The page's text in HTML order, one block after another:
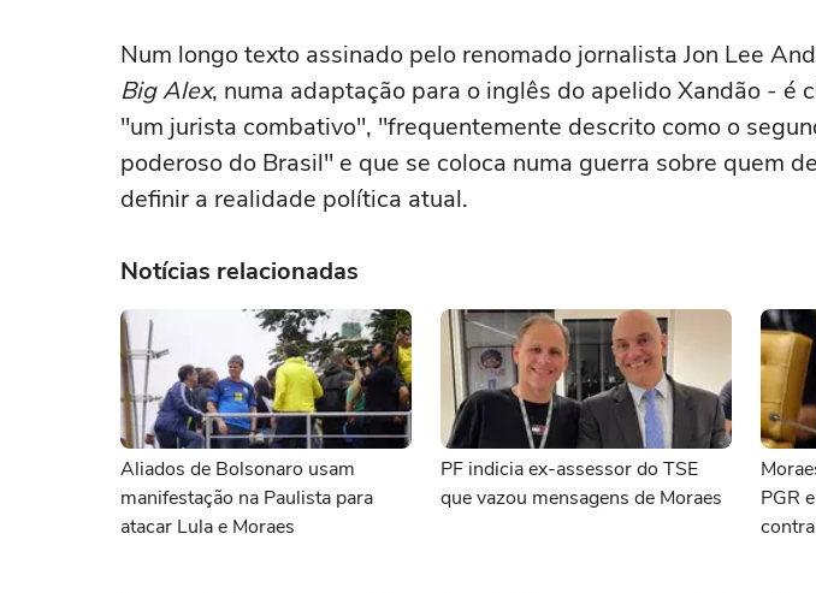
Num longo texto assinado pelo renomado jornalista Jon Lee
Big Alex, numa adaptação para o inglês do apelido Xandão - é
"um jurista combativo", "frequentemente descrito como o
poderoso do Brasil" e que se coloca numa guerra sobre quem
definir a realidade política atual.
Notícias relacionadas
Aliados de Bolsonaro usam
manifestação na Paulista para
atacar Lula e Moraes
PF indicia ex-assessor do TSE
que vazou mensagens de Moraes
PGR